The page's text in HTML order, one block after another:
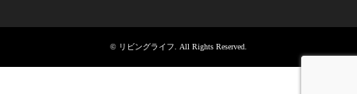
© リビングライフ . All Rights Reserved.